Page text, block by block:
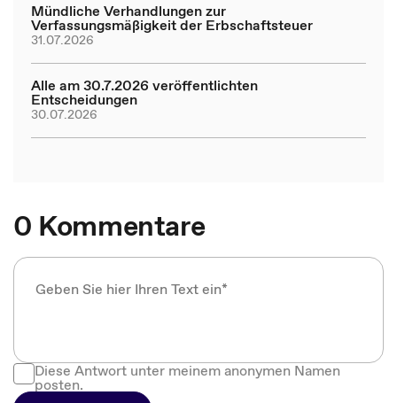
Mündliche Verhandlungen zur
Verfassungsmäßigkeit der Erbschaftsteuer
31.07.2026
Alle am 30.7.2026 veröffentlichten
Entscheidungen
30.07.2026
0 Kommentare
Diese Antwort unter meinem anonymen Namen
posten.